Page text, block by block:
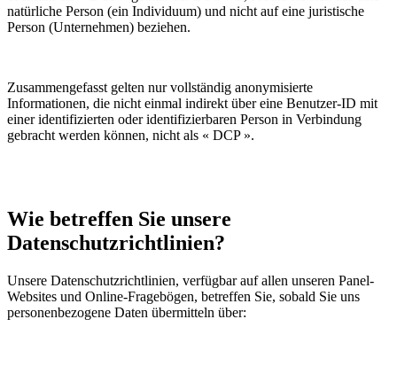
natürliche Person (ein Individuum) und nicht auf eine juristische
Person (Unternehmen) beziehen.
Zusammengefasst gelten nur vollständig anonymisierte
Informationen, die nicht einmal indirekt über eine Benutzer-ID mit
einer identifizierten oder identifizierbaren Person in Verbindung
gebracht werden können, nicht als « DCP ».
Wie betreffen Sie unsere
Datenschutzrichtlinien?
Unsere Datenschutzrichtlinien, verfügbar auf allen unseren Panel-
Websites und Online-Fragebögen, betreffen Sie, sobald Sie uns
personenbezogene Daten übermitteln über: